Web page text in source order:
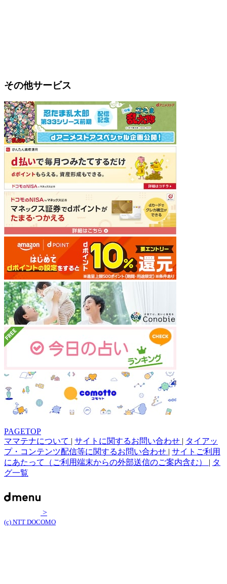
その他サービス
PAGETOP
ママテナについて | サイトに関するお問い合わせ | タイアッ
プ・コンテンツ配信等に関するお問い合わせ | サイトご利用
にあたって（ご利用端末からの外部送信のご案内含む） | タ
グ一覧
>
(c) NTT DOCOMO